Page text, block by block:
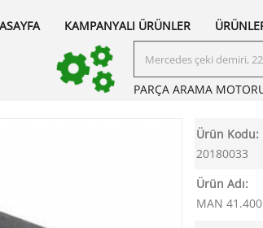
KAMPANYALI ÜRÜNLER
PARÇA ARAMA
Ürün Kodu:
20180033
Ürün Adı:
MAN